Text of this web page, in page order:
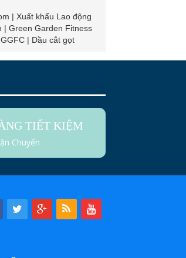
| Xuất khẩu Lao động
| Green Garden Fitness
| Dầu cắt gọt
TIẾT KIỆM
Chuyển